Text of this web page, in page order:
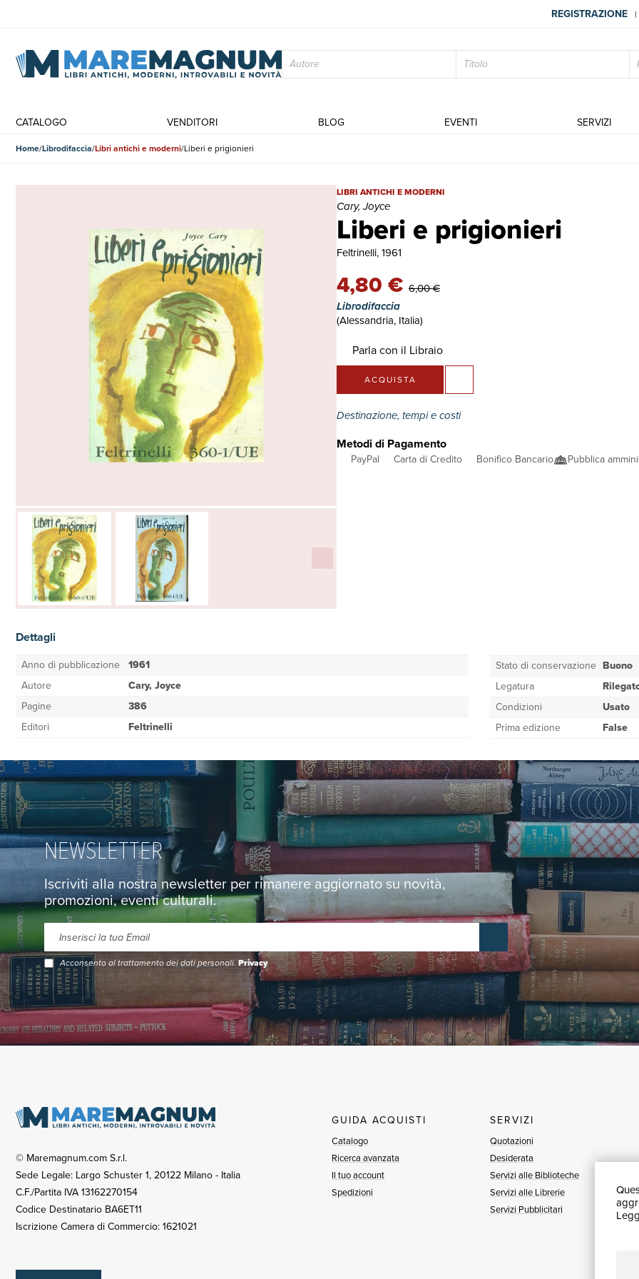
REGISTRAZIONE |
CATALOGO VENDITORI BLOG EVENTI SERVIZI
Home Librodifaccia Libri antichi e moderni Liberi e prigionieri
Liberi e prigionieri
Liberi e prigionieri | Libri antichi e moderni | Cary, Joyce
LIBRI ANTICHI E MODERNI
Cary, Joyce
Feltrinelli, 1961
4,80 € 6,00 €
Librodifaccia
(Alessandria, Italia)
Parla con il Libraio
ACQUISTA
Destinazione, tempi e costi
Metodi di Pagamento
PayPal Carta di Credito Bonifico Bancario Pubblica
Dettagli
Anno di pubblicazione 1961
Autore
Cary, Joyce
Pagine
386
Editori
Feltrinelli
Stato di conservazione Buono
Legatura
Condizioni
Usato
Prima edizione
False
NEWSLETTER
Iscriviti alla nostra newsletter per rimanere aggiornato su novità,
promozioni, eventi culturali.
Acconsento al trattamento dei dati personali.Privacy
© Maremagnum.com S.r.l.
Sede Legale: Largo Schuster 1, 20122 Milano - Italia
C.F./Partita IVA 13162270154
Codice Destinatario BA6ET11
Iscrizione Camera di Commercio: 1621021
GUIDA ACQUISTI
Catalogo
Ricerca avanzata
Il tuo account
Spedizioni
SERVIZI
Quotazioni
Desiderata
Servizi alle Biblioteche
Servizi alle Librerie
Servizi Pubblicitari